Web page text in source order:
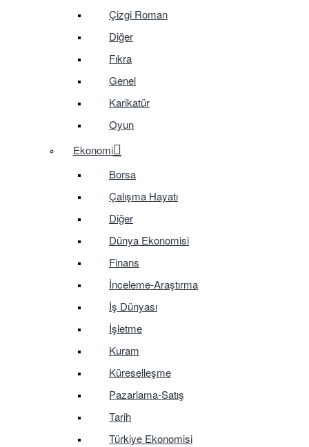
Çizgi Roman
Diğer
Fıkra
Genel
Karikatür
Oyun
Ekonomi
Borsa
Çalışma Hayatı
Diğer
Dünya Ekonomisi
Finans
İnceleme-Araştırma
İş Dünyası
İşletme
Kuram
Küreselleşme
Pazarlama-Satış
Tarih
Türkiye Ekonomisi